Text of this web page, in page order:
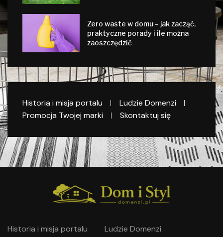
Zero waste w domu – jak zacząć,
praktyczne porady i ile można
zaoszczędzić
Historia i misja portalu
Ludzie Domenzi
Promocja Twojej marki
Skontaktuj się
Historia i misja portalu
Ludzie Domenzi